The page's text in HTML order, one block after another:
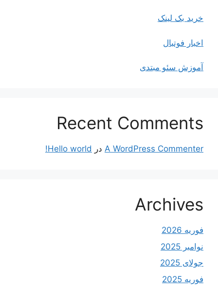
خرید بک لینک
اخبار فوتبال
آموزش سئو مبتدی
Recent Comments
A WordPress Commenter در Hello world!
Archives
فوریه 2026
نوامبر 2025
جولای 2025
فوریه 2025